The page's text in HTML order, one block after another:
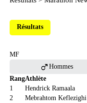
Résultats
MF
maleHommes
RangAthlète
1
Hendrick Ramaala
2
Mebrahtom Keflezighi